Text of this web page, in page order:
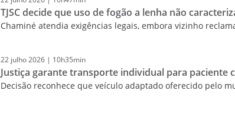
TJSC decide que uso de fogão a lenha não
Chaminé atendia exigências legais, embora vizinho
22 julho2026 | 10h35min
Justiça garante transporte individual para paciente
Decisão reconhece que veículo adaptado oferecido pelo